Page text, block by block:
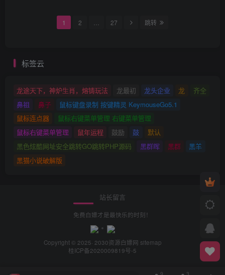
1 2 27 跳转
标签云
龙途天下，神炉生肖，熔铸玩法 龙最初 龙头企业 龙
齐全
鼻祖
鼻子
鼠标键盘录制 按键精灵 KeymouseGo5.1
鼠标连点器
鼠标右键菜单管理 右键菜单管理
鼠标右键菜单管理
鼠年运程 鼓励 鼓
默认
黑色炫酷网址安全跳转GO跳转PHP源码
黑群晖 黑群
黑羊
黑猫小说破解版
站长留言
免费白嫖才是最快乐的时刻！
Copyright © 2025· 2030资源白嫖网 sitemap
桂ICP备2020009819号-5